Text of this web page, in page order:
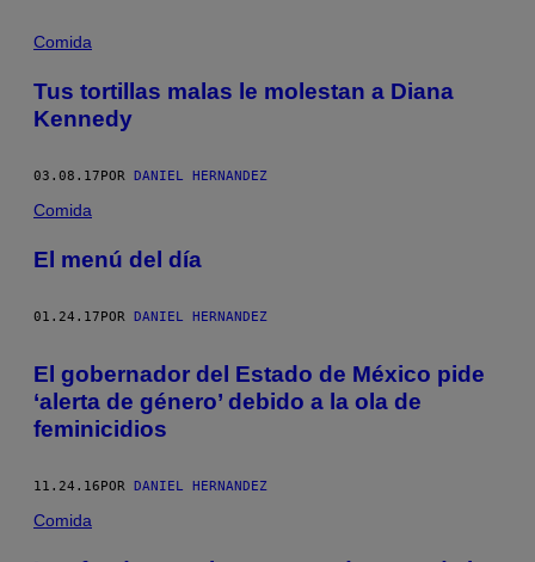
POSTS
BY
THIS
AUTHOR
Comida
Tus tortillas malas le molestan a Diana
Kennedy
03.08.17POR DANIEL HERNANDEZ
Comida
El menú del día
01.24.17POR DANIEL HERNANDEZ
El gobernador del Estado de México pide
‘alerta de género’ debido a la ola de
feminicidios
11.24.16POR DANIEL HERNANDEZ
Comida